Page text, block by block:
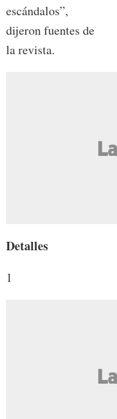
escándalos”,
dijeron fuentes de
la revista.
Detalles
1